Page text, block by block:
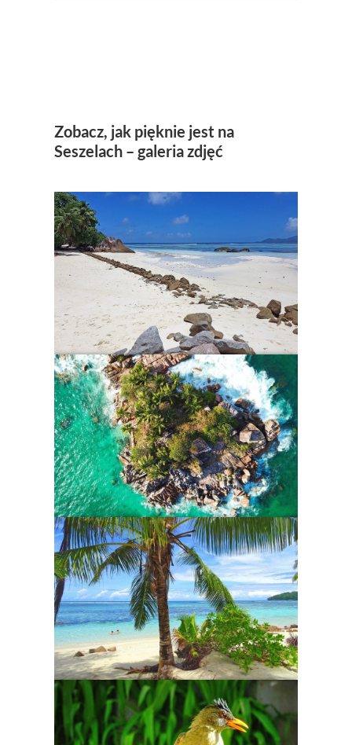
Zobacz, jak pięknie jest na
Seszelach – galeria zdjęć